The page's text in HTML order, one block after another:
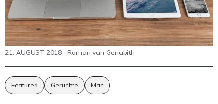
21. AUGUST 2018 Roman van Genabith
Featured Gerüchte Mac